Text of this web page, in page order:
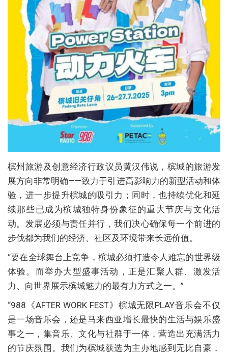
槟州旅游及创意经济行政议员黄汉伟说，槟城的旅游发
展方向非常明确——致力于引进高影响力的新型活动和体
验，进一步提升槟城的吸引力；同时，也持续优化和延
续那些已成为槟城独特身份象征的重大节庆与文化活
动。发展必须与责任并行，我们决心确保每一个前进的
步伐都为我们的经济、社区及环境带来长远价值。
“要在全球舞台上竞争，槟城必须打造令人难忘的世界级
体验。而举办大型盛事活动，正是汇聚人群、激发活
力、向世界展示槟城魅力的最有力方式之一。”
“988《AFTER WORK FEST》槟城无限PLAY音乐会不仅
是一场音乐会，还是马来西亚增长最快的生活与娱乐盛
事之一，集音乐、文化与社群于一体，营造出充满活力
的节庆氛围。我们为槟城获选为主办地感到无比自豪，